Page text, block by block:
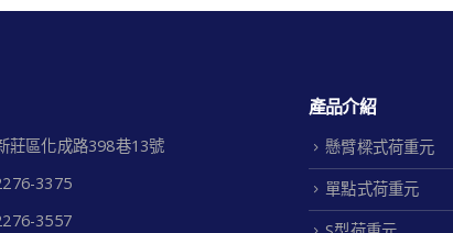
莊區化成路398巷13號
3375
3557
產品介紹
懸臂樑式荷重元
單點式荷重元